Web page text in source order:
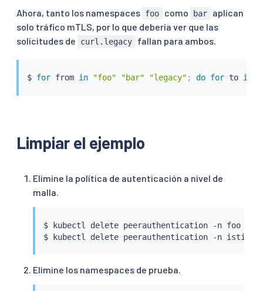
Ahora, tanto los namespaces foo como bar
aplican
solo tráfico mTLS, por lo que debería ver que las
solicitudes de
curl.legacy fallan para ambos.
$ for from in "foo" "bar" "legacy" ; do for to in
Limpiar el ejemplo
Elimine la política de autenticación a nivel de
malla.
$ kubectl
delete peerauthentication -n foo
$
kubectl
Elimine los namespaces de prueba.